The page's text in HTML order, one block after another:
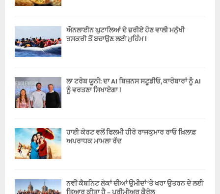
ਔਨਲਾਈਨ ਘੁਟਾਲਿਆਂ ਦੇ ਜ਼ਰੀਏ ਹੋਣ ਵਾਲੀ ਮਨੁੱਖੀ
ਤਸਕਰੀ ਤੋਂ ਬਚਾਉਣ ਲਈ ਮੁਹਿੰਮ !
ਲਾ ਟਰੋਬ ਯੂਨੀ: ਦਾ AI ਬਿਜ਼ਨਸ ਸਟੂਡੀਓ, ਕਾਰੋਬਾਰਾਂ ਨੂੰ AI
ਨੂੰ ਵਰਤਣਾ ਸਿਖਾਏਗਾ !
ਹਾਈ ਕੋਰਟ ਵਲੋਂ ਫਿਲਮੀ ਹੀਰੋ ਰਾਜਕੁਮਾਰ ਰਾਓ ਖ਼ਿਲਾਫ਼
ਅਪਰਾਧਕ ਮਾਮਲਾ ਰੱਦ
ਨਵੀਂ ਕੈਬਨਿਟ ਲੋਕਾਂ ਦੀਆਂ ਉਮੀਦਾਂ ‘ਤੇ ਖਰਾ ਉਤਰਨ ਦੇ ਲਈ